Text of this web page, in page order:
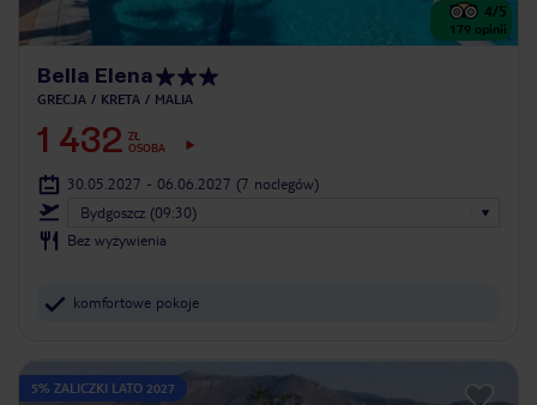
4/5
179 opinii
Bella Elena
GRECJA KRETA MALIA
1 432 ZŁ
OSOBA
30.05.2027 - 06.06.2027 (7 noclegów)
Bydgoszcz (09:30)
Bez wyżywienia
komfortowe pokoje
5% ZALICZKI LATO 2027